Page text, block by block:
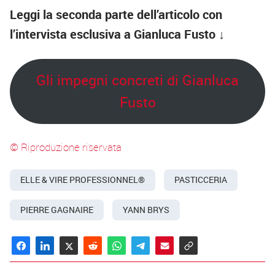
Leggi la seconda parte dell’articolo con
l’intervista esclusiva a Gianluca Fusto ↓
Gli impegni concreti di Gianluca
Fusto
© Riproduzione riservata
ELLE & VIRE PROFESSIONNEL® PASTICCERIA
PIERRE GAGNAIRE YANN BRYS